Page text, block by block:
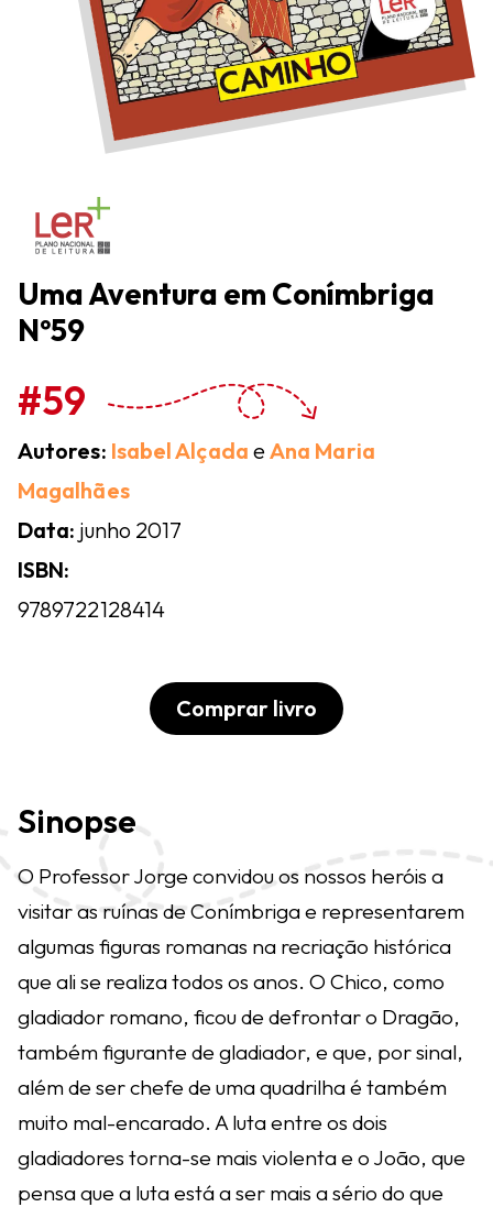
Uma Aventura em Conímbriga
Nº59
#59
Autores: Isabel Alçada eAna Maria
Magalhães
Data: junho 2017
ISBN:
9789722128414
Comprar livro
Sinopse
O Professor Jorge convidou os nossos heróis a
visitar as ruínas de Conímbriga e representarem
algumas figuras romanas na recriação histórica
que ali se realiza todos os anos. O Chico, como
gladiador romano, ficou de defrontar o Dragão,
também figurante de gladiador, e que, por sinal,
além de ser chefe de uma quadrilha é também
muito mal-encarado. A luta entre os dois
gladiadores torna-se mais violenta e o João, que
pensa que a luta está a ser mais a sério do que